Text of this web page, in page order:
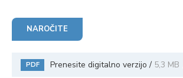
NAROČITE
PDF Prenesite digitalno verzijo / 5,3 MB